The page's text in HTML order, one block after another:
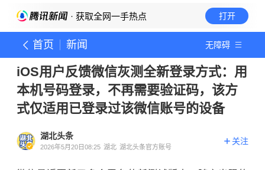
· 获取全网一手热点 打开
首页 新闻 无障碍
iOS用户反馈微信灰测全新登录方式：用
本机号码登录，不再需要验证码，该方
式仅适用已登录过该微信账号的设备
湖北头条
2026年5月20日08:25 湖北 湖北头条官方账号
关注